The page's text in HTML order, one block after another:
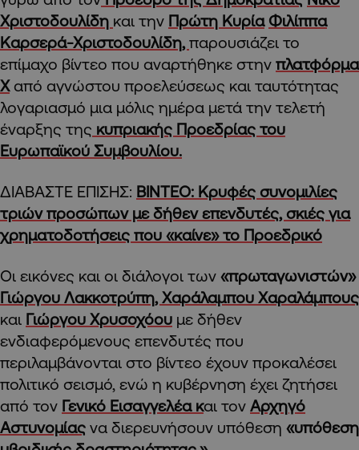
Χριστοδουλίδη και την Πρώτη Κυρία Φιλίππα
Καρσερά-Χριστοδουλίδη, παρουσιάζει το
επίμαχο βίντεο που αναρτήθηκε στην πλατφόρμα
Χαπό αγνώστου προελεύσεως και ταυτότητας
λογαριασμό μια μόλις ημέρα μετά την τελετή
έναρξης της κυπριακής Προεδρίας του
Ευρωπαϊκού Συμβουλίου.
ΔΙΑΒΑΣΤΕ ΕΠΙΣΗΣ: ΒΙΝΤΕΟ: Κρυφές συνομιλίες
τριών προσώπων με δήθεν επενδυτές, σκιές για
χρηματοδοτήσεις που «καίνε» το Προεδρικό
Οι εικόνες και οι διάλογοι των «πρωταγωνιστών»
Γιώργου Λακκοτρύπη, Χαράλαμπου Χαραλάμπους
και Γιώργου Χρυσοχόου με δήθεν
ενδιαφερόμενους επενδυτές που
περιλαμβάνονται στο βίντεο έχουν προκαλέσει
πολιτικό σεισμό, ενώ η κυβέρνηση έχει ζητήσει
από τον Γενικό Εισαγγελέα και τον Αρχηγό
Αστυνομίας να διερευνήσουν υπόθεση «υπόθεση